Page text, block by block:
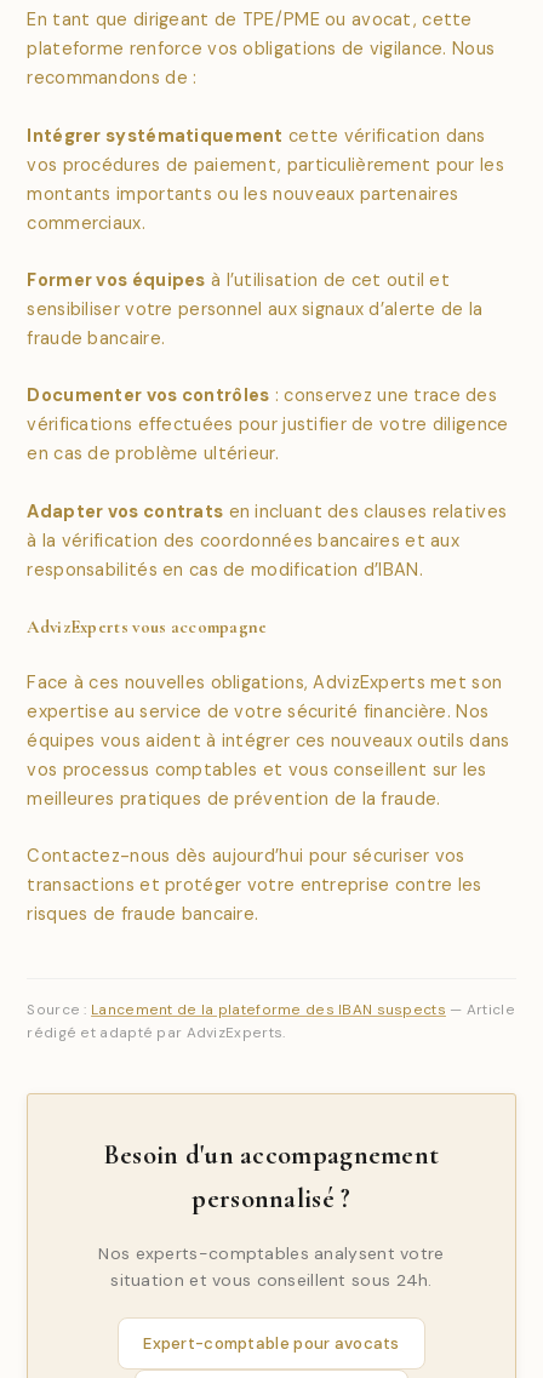
En tant que dirigeant de TPE/PME ou avocat, cette
plateforme renforce vos obligations de vigilance. Nous
recommandons de :
Intégrer systématiquement cette vérification dans
vos procédures de paiement, particulièrement pour les
montants importants ou les nouveaux partenaires
commerciaux.
Former vos équipes à l’utilisation de cet outil et
sensibiliser votre personnel aux signaux d’alerte de la
fraude bancaire.
Documenter vos contrôles : conservez une trace des
vérifications effectuées pour justifier de votre diligence
en cas de problème ultérieur.
Adapter vos contrats en incluant des clauses relatives
à la vérification des coordonnées bancaires et aux
responsabilités en cas de modification d’IBAN.
AdvizExperts vous accompagne
Face à ces nouvelles obligations, AdvizExperts met son
expertise au service de votre sécurité financière. Nos
équipes vous aident à intégrer ces nouveaux outils dans
vos processus comptables et vous conseillent sur les
meilleures pratiques de prévention de la fraude.
Contactez-nous dès aujourd’hui pour sécuriser vos
transactions et protéger votre entreprise contre les
risques de fraude bancaire.
Source : Lancement de la plateforme des IBAN suspects — Article
rédigé et adapté par AdvizExperts.
Besoin d'un accompagnement
personnalisé ?
Nos experts-comptables analysent votre
situation et vous conseillent sous 24h.
Expert-comptable pour avocats